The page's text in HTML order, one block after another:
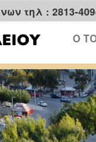
τηλ : 2813-
Ο